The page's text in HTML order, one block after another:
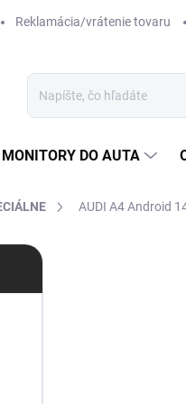
Reklamácia/vrátenie tovaru
MONITORY DO AUTA
AUDI A4 Android